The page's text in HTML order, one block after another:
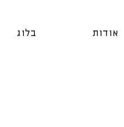
אודות בלוג